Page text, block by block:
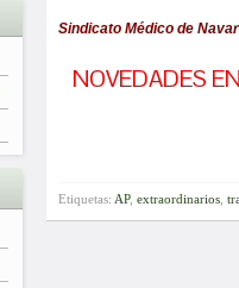
Sindicato Médico de
NOVEDADES
Etiquetas: AP, extraordinarios